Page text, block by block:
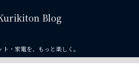
Blog
ト・家電を、もっと楽しく。